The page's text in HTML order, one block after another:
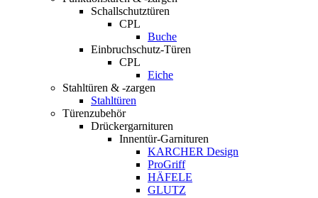
Schallschutztüren
CPL
Buche
Einbruchschutz-Türen
CPL
Eiche
Stahltüren & -zargen
Stahltüren
Türenzubehör
Drückergarnituren
Innentür-Garnituren
KARCHER Design
ProGriff
HÄFELE
GLUTZ